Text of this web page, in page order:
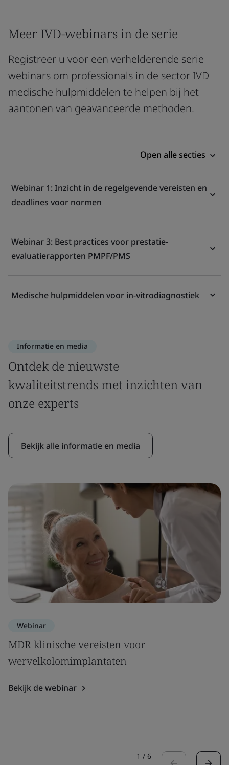
Meer IVD-webinars in de serie
Registreer u voor een verhelderende serie
webinars om professionals in de sector IVD
medische hulpmiddelen te helpen bij het
aantonen van geavanceerde methoden.
Open alle secties
Webinar 1: Inzicht in de regelgevende vereisten en
deadlines voor normen
Webinar 3: Best practices voor prestatie-
evaluatierapporten PMPF/PMS
Medische hulpmiddelen voor in-vitrodiagnostiek
Informatie en media
Ontdek de nieuwste
kwaliteitstrends met inzichten van
onze experts
Bekijk alle informatie en media
Webinar
MDR klinische vereisten voor
wervelkolomimplantaten
Bekijk de webinar
1 / 6